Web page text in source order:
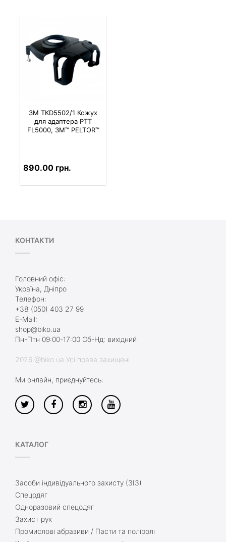
3M TKD5502/1 Кожух
для адаптера PTT
FL5000, 3M™ PELTOR™
890.00 грн.
КОНТАКТИ
Головний офіс:
Україна, Дніпро
Телефон:
+38 (050) 403 27 99
E-Mail:
shop@biko.ua
Пн-Птн 09:00-17:00 Сб-Нд: вихідний
2026 @biko.ua Усі права захищені
Ми онлайн, приєднуйтесь:
КАТАЛОГ
Засоби індивідуального захисту (ЗІЗ)
Спецодяг
Одноразовий спецодяг
Захист рук
Промислові абразиви / Пасти та поліролі